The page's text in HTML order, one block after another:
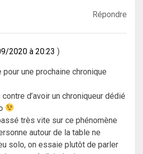
Répondre
2020 à 20:23
pour une prochaine chronique
contre d’avoir un chroniqueur dédié
très vite sur ce phénomène
autour de la table ne
solo, on essaie plutôt de parler